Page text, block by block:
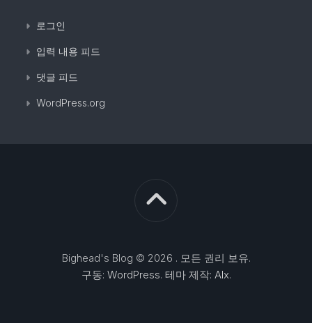
로그인
입력 내용 피드
댓글 피드
WordPress.org
Bighead's Blog © 2026 . 모든 권리 보유.
구동: WordPress. 테마 제작: Alx.